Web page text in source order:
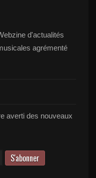
d'actualités
agrémenté
averti des nouveaux